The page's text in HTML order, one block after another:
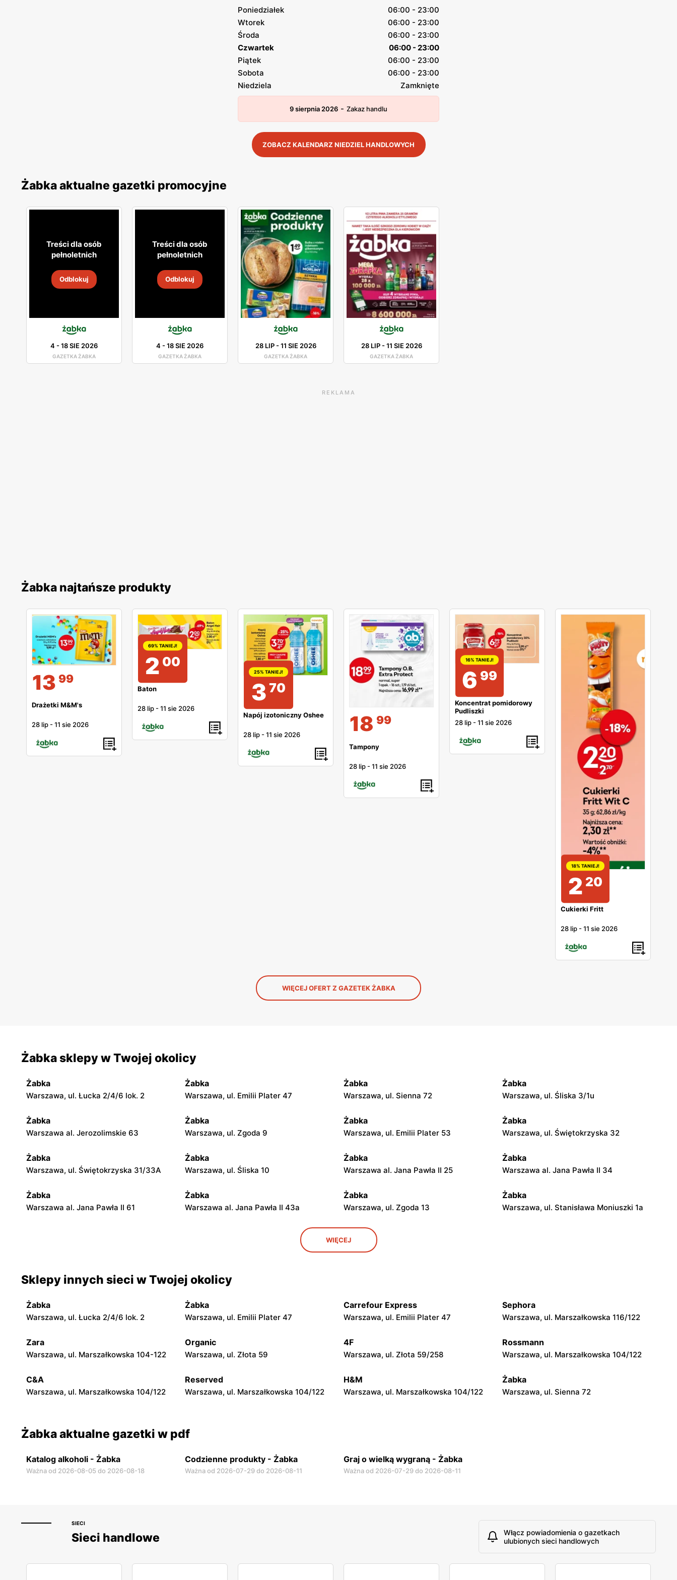
Poniedziałek
06:00 - 23:00
Wtorek
06:00 - 23:00
Środa
06:00 - 23:00
Czwartek
06:00 - 23:00
Piątek
06:00 - 23:00
Sobota
06:00 - 23:00
Niedziela
Zamknięte
9 sierpnia 2026 - Zakaz handlu
ZOBACZ KALENDARZ NIEDZIEL HANDLOWYCH
Żabka aktualne gazetki promocyjne
Treści dla osób
pełnoletnich
Odblokuj
4 -18 SIE 2026
GAZETKA ŻABKA
Treści dla osób
pełnoletnich
Odblokuj
4 -18 SIE 2026
GAZETKA ŻABKA
28 LIP-11 SIE 2026
GAZETKA ŻABKA
28 LIP-11 SIE 2026
GAZETKA ŻABKA
REKLAMA
Żabka najtańsze produkty
13 99
Drażetki M&M's
28 lip -11 sie 2026
69% TANIEJ!
2 00
Baton
28 lip -11 sie 2026
25% TANIEJ!
3 70
Napój izotoniczny Oshee
28 lip -11 sie 2026 18 99
Tampony
28 lip -11 sie 2026
16% TANIEJ!
6 99
Koncentrat pomidorowy
Pudliszki
28 lip -11 sie 2026
18% TANIEJ!
2 20
Cukierki Fritt
28 lip -11 sie 2026
WIĘCEJ OFERT Z GAZETEK ŻABKA
Żabka sklepy w Twojej okolicy
Żabka
Warszawa, ul. Łucka 2/4/6 lok. 2
Żabka
Warszawa, ul. Emilii Plater 47
Żabka
Warszawa, ul. Sienna 72
Żabka
Warszawa, ul. Śliska 3/1u
Żabka
Warszawa al. Jerozolimskie 63
Żabka
Warszawa, ul. Zgoda 9
Żabka
Warszawa, ul. Emilii Plater 53
Żabka
Warszawa, ul. Świętokrzyska 32
Żabka
Warszawa, ul. Świętokrzyska 31/33A
Żabka
Warszawa, ul. Śliska 10
Żabka
Warszawa al. Jana Pawła II 25
Żabka
Warszawa al. Jana Pawła II 34
Żabka
Warszawa al. Jana Pawła II 61
Żabka
Warszawa al. Jana Pawła II 43a
Żabka
Warszawa, ul. Zgoda 13
Żabka
Warszawa, ul. Stanisława Moniuszki 1a
Żabka
Łódź, ul. Żurawia 14
Żabka Żabka
Żabka Żabka Żabka Żabka
Żabka Żabka Żabka Żabka
WIĘCEJ
Sklepy innych sieci w Twojej okolicy
Żabka
Warszawa, ul. Łucka 2/4/6 lok. 2
Żabka
Warszawa, ul. Emilii Plater 47
Carrefour Express
Warszawa, ul. Emilii Plater 47
Sephora
Warszawa, ul. Marszałkowska 116/122
Zara
Warszawa, ul. Marszałkowska 104-122
Organic
Warszawa, ul. Złota 59
4F
Warszawa, ul. Złota 59/258
Rossmann
Warszawa, ul. Marszałkowska 104/122
C&A
Warszawa, ul. Marszałkowska 104/122
Reserved
Warszawa, ul. Marszałkowska 104/122
H&M
Warszawa, ul. Marszałkowska 104/122
Żabka
Warszawa, ul. Sienna 72
Żabka aktualne gazetki w pdf
Katalog alkoholi - Żabka
Ważna od 2026-08-05 do 2026-08-18
Codzienne produkty - Żabka
Ważna od 2026-07-29 do 2026-08-11
Graj o wielką wygraną - Żabka
Ważna od 2026-07-29 do 2026-08-11
SIECI
Sieci handlowe
Włącz powiadomienia o gazetkach
ulubionych sieci handlowych